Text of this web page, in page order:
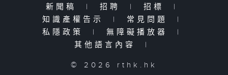
新聞稿 | 招聘 | 招標
|
知識產權告示
| 常見問題
|
私隱政策
| 無障礙播放器
|
其他語言內容
|
© 2026 rthk.hk